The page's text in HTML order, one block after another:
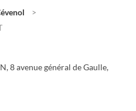
8 avenue général de Gaulle,